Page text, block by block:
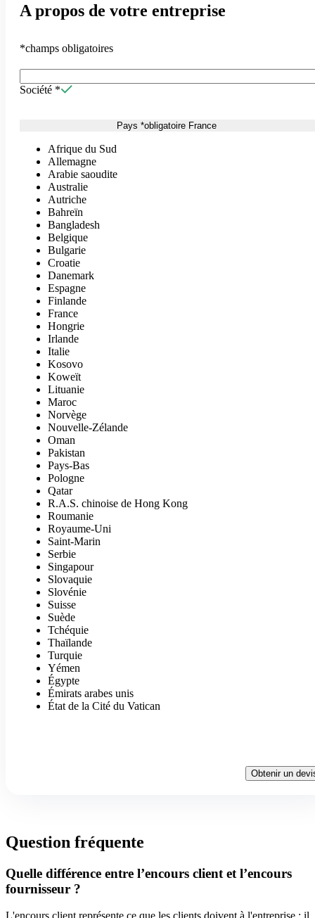
A propos de votre entreprise
*champs obligatoires
Société *
Pays *obligatoire France
Afrique du Sud
Allemagne
Arabie saoudite
Australie
Autriche
Bahreïn
Bangladesh
Belgique
Bulgarie
Croatie
Danemark
Espagne
Finlande
France
Hongrie
Irlande
Italie
Kosovo
Koweït
Lituanie
Maroc
Norvège
Nouvelle-Zélande
Oman
Pakistan
Pays-Bas
Pologne
Qatar
R.A.S. chinoise de Hong Kong
Roumanie
Royaume-Uni
Saint-Marin
Serbie
Singapour
Slovaquie
Slovénie
Suisse
Suède
Tchéquie
Thaïlande
Turquie
Yémen
Égypte
Émirats arabes unis
État de la Cité du Vatican
Obtenir un
Question fréquente
Quelle différence entre l’encours client et l’encours
fournisseur ?